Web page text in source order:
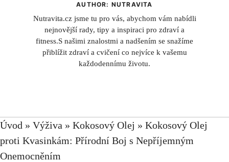
AUTHOR: NUTRAVITA
Nutravita.cz jsme tu pro vás, abychom vám nabídli
nejnovější rady, tipy a inspiraci pro zdraví a
fitness.S našimi znalostmi a nadšením se snažíme
přiblížit zdraví a cvičení co nejvíce k vašemu
každodennímu životu.
Úvod » Výživa » Kokosový Olej » Kokosový Olej
proti Kvasinkám: Přírodní Boj s Nepříjemným
Onemocněním